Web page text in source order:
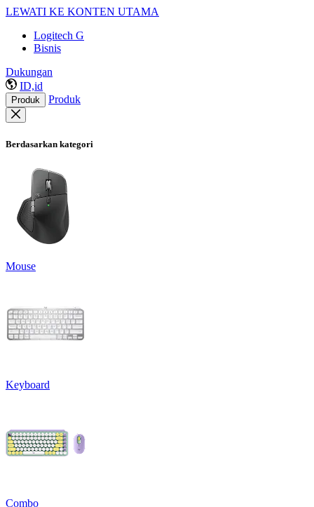
LEWATI KE KONTEN UTAMA
Logitech G
Bisnis
Dukungan
ID,id
Produk Produk
Berdasarkan kategori
Mouse
Keyboard
Combo